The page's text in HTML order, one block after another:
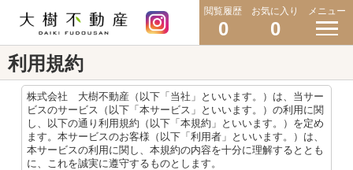
閲覧履歴
0
お気に入り
0
メニュー
利用規約
株式会社 大樹不動産（以下「当社」といいます。）は、当サー
ビスのサービス（以下「本サービス」といいます。）の利用に関
し、以下の通り利用規約（以下「本規約」といいます。）を定め
ます。本サービスのお客様（以下「利用者」といいます。）は、
本サービスの利用に関し、本規約の内容を十分に理解するととも
に、これを誠実に遵守するものとします。